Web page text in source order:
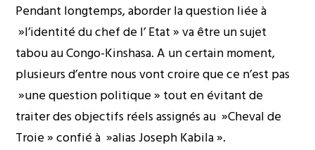
Pendant longtemps, aborder la question liée à
»l’identité du chef de l’ Etat » va être un sujet
tabou au Congo-Kinshasa. A un certain moment,
plusieurs d’entre nous vont croire que ce n’est pas
»une question politique » tout en évitant de
traiter des objectifs réels assignés au »Cheval de
Troie » confié à »alias Joseph Kabila ».